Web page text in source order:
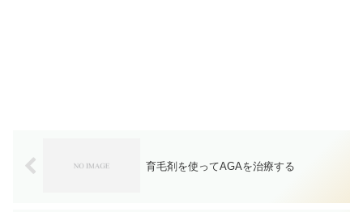
育毛剤を使ってAGAを治療する